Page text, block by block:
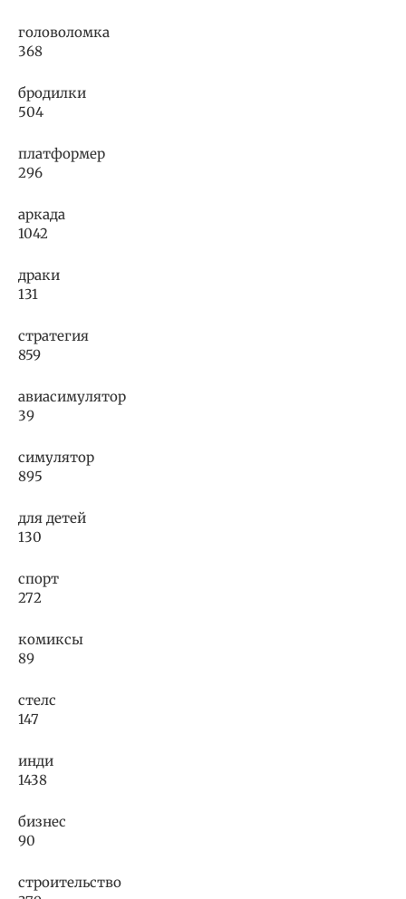
головоломка
368
бродилки
504
платформер
296
аркада
1042
драки
131
стратегия
859
авиасимулятор
39
симулятор
895
для детей
130
спорт
272
комиксы
89
стелс
147
инди
1438
бизнес
90
строительство